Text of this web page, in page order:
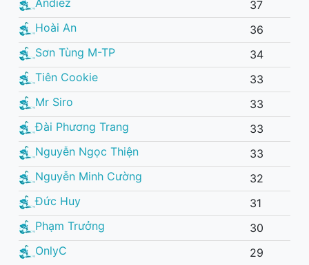
Andiez
37
Hoài An
36
Sơn Tùng M-TP
34
Tiên Cookie
33
Mr Siro
33
Đài Phương Trang
33
Nguyễn Ngọc Thiện
33
Nguyễn Minh Cường
32
Đức Huy
31
Phạm Trưởng
30
OnlyC
29